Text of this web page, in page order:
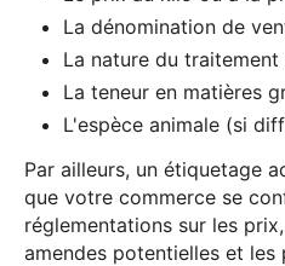
La dénomination de
La nature du
La teneur en matières
L'espèce animale (si
Par ailleurs, un étiquetage
que votre commerce se
réglementations sur les
amendes potentielles et les